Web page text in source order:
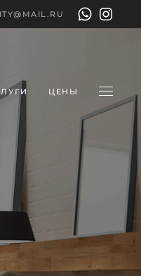
ЦЕНЫ